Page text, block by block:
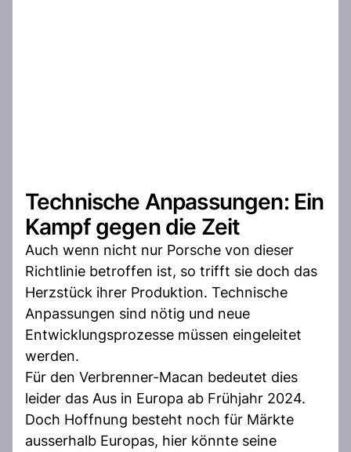
Technische Anpassungen: Ein
Kampf gegen die Zeit
Auch wenn nicht nur Porsche von dieser
Richtlinie betroffen ist, so trifft sie doch das
Herzstück ihrer Produktion. Technische
Anpassungen sind nötig und neue
Entwicklungsprozesse müssen eingeleitet
werden.
Für den Verbrenner-Macan bedeutet dies
leider das Aus in Europa ab Frühjahr 2024.
Doch Hoffnung besteht noch für Märkte
ausserhalb Europas, hier könnte seine